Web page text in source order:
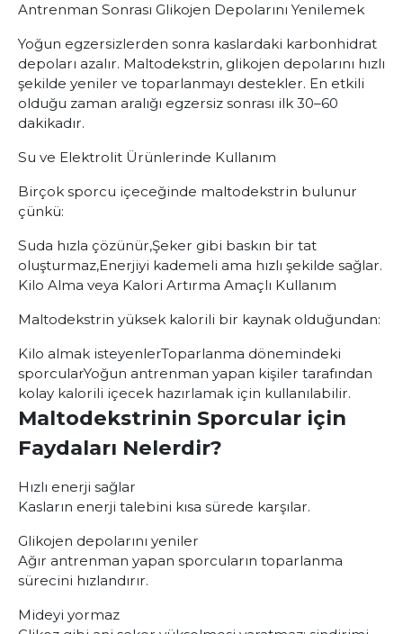
Antrenman Sonrası Glikojen Depolarını Yenilemek
Yoğun egzersizlerden sonra kaslardaki karbonhidrat
depoları azalır. Maltodekstrin, glikojen depolarını hızlı
şekilde yeniler ve toparlanmayı destekler. En etkili
olduğu zaman aralığı egzersiz sonrası ilk 30–60
dakikadır.
Su ve Elektrolit Ürünlerinde Kullanım
Birçok sporcu içeceğinde maltodekstrin bulunur
çünkü:
Suda hızla çözünür,Şeker gibi baskın bir tat
oluşturmaz,Enerjiyi kademeli ama hızlı şekilde sağlar.
Kilo Alma veya Kalori Artırma Amaçlı Kullanım
Maltodekstrin yüksek kalorili bir kaynak olduğundan:
Kilo almak isteyenlerToparlanma dönemindeki
sporcularYoğun antrenman yapan kişiler tarafından
kolay kalorili içecek hazırlamak için kullanılabilir.
Maltodekstrinin Sporcular için
Faydaları Nelerdir?
Hızlı enerji sağlar
Kasların enerji talebini kısa sürede karşılar.
Glikojen depolarını yeniler
Ağır antrenman yapan sporcuların toparlanma
sürecini hızlandırır.
Mideyi yormaz